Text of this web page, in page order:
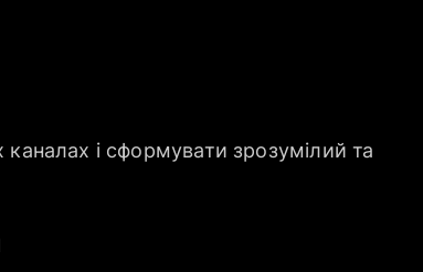
каналах і сформувати зрозумілий та